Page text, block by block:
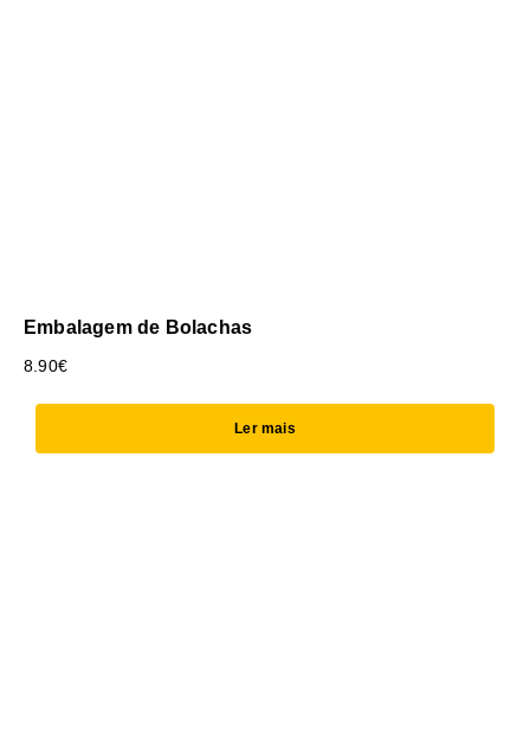
Embalagem de Bolachas
8.90€
Ler mais